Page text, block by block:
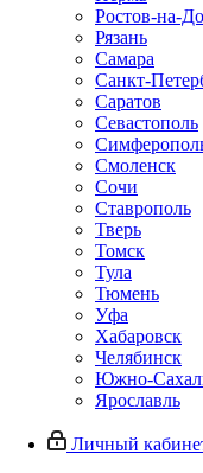
Ростов-на-
Рязань
Самара
Санкт-
Саратов
Севастополь
Смоленск
Сочи
Ставрополь
Тверь
Томск
Тула
Тюмень
Уфа
Хабаровск
Челябинск
Южно-
Ярославль
Личный